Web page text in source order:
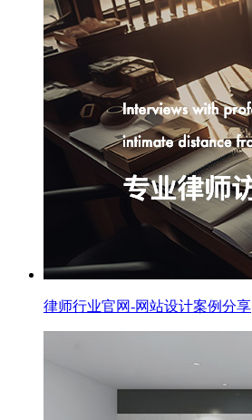
律师行业官网-网站设计案例分享